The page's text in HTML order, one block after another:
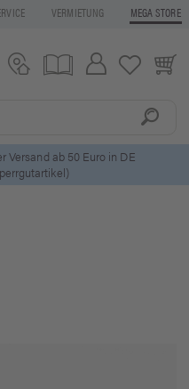
VERMIETUNG MEGA STORE
Versand ab 50 Euro in DE